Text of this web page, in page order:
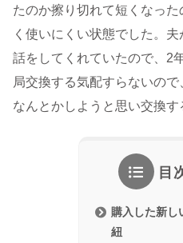
たのか擦り切れて短くなっ
く使いにくい状態でした。
話をしてくれていたので、2
局交換する気配すらないの
なんとかしようと思い交換す
目
購入した新し
紐